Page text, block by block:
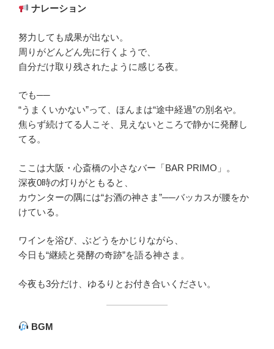
ナレーション
努力しても成果が出ない。
周りがどんどん先に行くようで、
自分だけ取り残されたように感じる夜。
でも──
“うまくいかない”って、ほんまは“途中経過”の別名や。
焦らず続けてる人こそ、見えないところで静かに発酵し
てる。
ここは大阪・心斎橋の小さなバー「BAR PRIMO」。
深夜0時の灯りがともると、
カウンターの隅には“お酒の神さま”──バッカスが腰をか
けている。
ワインを浴び、ぶどうをかじりながら、
今日も“継続と発酵の奇跡”を語る神さま。
今夜も3分だけ、ゆるりとお付き合いください。
BGM